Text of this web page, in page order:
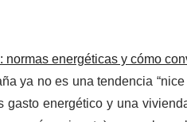
normas energéticas y cómo
ya no es una tendencia
gasto energético y una